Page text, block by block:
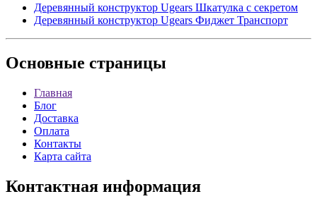
Деревянный конструктор Ugears Шкатулка с секретом
Деревянный конструктор Ugears Фиджет Транспорт
Основные страницы
Главная
Блог
Доставка
Оплата
Контакты
Карта сайта
Контактная информация